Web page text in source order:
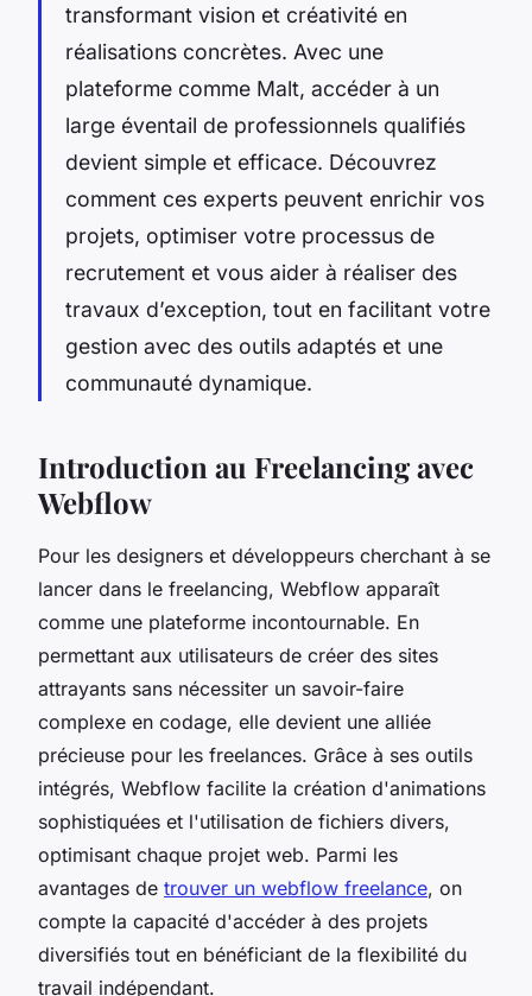
transformant vision et créativité en
réalisations concrètes. Avec une
plateforme comme Malt, accéder à un
large éventail de professionnels qualifiés
devient simple et efficace. Découvrez
comment ces experts peuvent enrichir vos
projets, optimiser votre processus de
recrutement et vous aider à réaliser des
travaux d’exception, tout en facilitant votre
gestion avec des outils adaptés et une
communauté dynamique.
Introduction au Freelancing avec
Webflow
Pour les designers et développeurs cherchant à se
lancer dans le freelancing, Webflow apparaît
comme une plateforme incontournable. En
permettant aux utilisateurs de créer des sites
attrayants sans nécessiter un savoir-faire
complexe en codage, elle devient une alliée
précieuse pour les freelances. Grâce à ses outils
intégrés, Webflow facilite la création d'animations
sophistiquées et l'utilisation de fichiers divers,
optimisant chaque projet web. Parmi les
avantages de trouver un webflow freelance, on
compte la capacité d'accéder à des projets
diversifiés tout en bénéficiant de la flexibilité du
travail indépendant.